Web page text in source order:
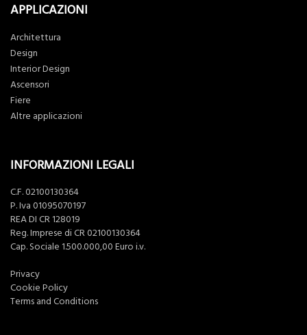
APPLICAZIONI
Architettura
Design
Interior Design
Ascensori
Fiere
Altre applicazioni
INFORMAZIONI LEGALI
C.F. 02100130364
P. Iva 01095070197
REA DI CR 128019
Reg. Imprese di CR 02100130364
Cap. Sociale 1.500.000,00 Euro i.v.
Privacy
Cookie Policy
Terms and Conditions